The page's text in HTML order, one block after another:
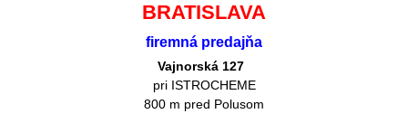
BRATISLAVA
firemná predajňa
Vajnorská 127
pri ISTROCHEME
800 m pred Polusom